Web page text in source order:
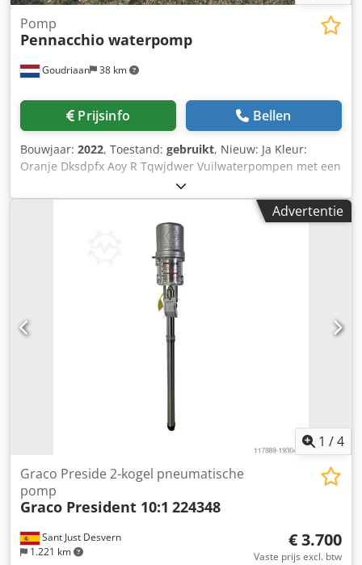
Goudriaan 38 km
Pomp
Pennacchio waterpomp
Prijsinfo Bellen
Bouwjaar: 2022, Toestand: gebruikt, Nieuw: Ja Kleur:
Oranje Dksdpfx Aoy R Tqwjdwer Vuilwaterpompen met een
grote capaciteit en een geringe opvoerhoogte en benodigd
vermogen. De pomptypen zijn compleet uitgevoerd met
robuust frame, vanaf 4 meter met rubber koppeling en
schokdemper. Verder zijn de pompen voorzien van een
zelfsmerende lager. Staat: Nieuw Bouwjaar: 2022
Advertentie
1 /4
Sant Just Desvern
1.221 km
Graco Preside 2-kogel pneumatische
pomp
Graco President 10:1 224348
€ 3.700
Vaste prijs excl. btw